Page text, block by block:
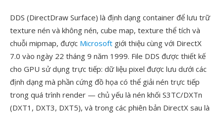
DDS (DirectDraw Surface) là định dạng container để lưu trữ
texture nén và không nén, cube map, texture thể tích và
chuỗi mipmap, được Microsoft giới thiệu cùng với DirectX
7.0 vào ngày 22 tháng 9 năm 1999. File DDS được thiết kế
cho GPU sử dụng trực tiếp: dữ liệu pixel được lưu dưới các
định dạng mà phần cứng đồ họa có thể giải nén trực tiếp
trong quá trình render — chủ yếu là nén khối S3TC/DXTn
(DXT1, DXT3, DXT5), và trong các phiên bản DirectX sau là